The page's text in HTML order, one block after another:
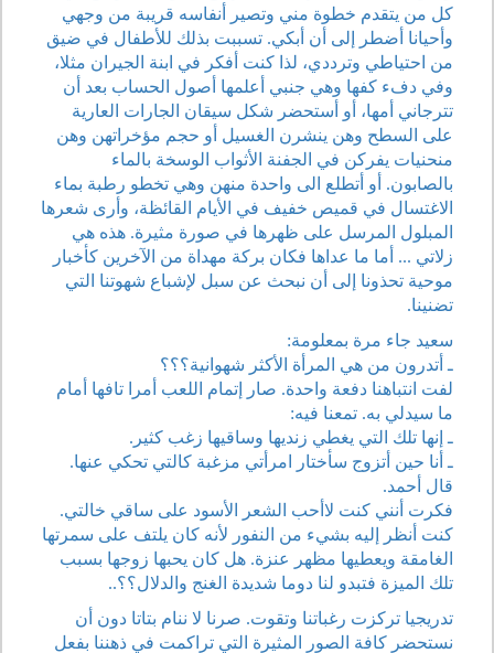
كل من يتقدم خطوة مني وتصير أنفاسه قريبة من وجهي
وأحيانا أضطر إلى أن أبكي. تسببت بذلك للأطفال في ضيق
من احتياطي وترددي، لذا كنت أفكر في ابنة الجيران مثلا،
وفي دفء كفها وهي جنبي أعلمها أصول الحساب بعد أن
تترجاني أمها، أو أستحضر شكل سيقان الجارات العارية
على السطح وهن ينشرن الغسيل أو حجم مؤخراتهن وهن
منحنيات يفركن في الجفنة الأثواب الوسخة بالماء
بالصابون. أو أتطلع الى واحدة منهن وهي تخطو رطبة بماء
الاغتسال في قميص خفيف في الأيام القائظة، وأرى شعرها
المبلول المرسل على ظهرها في صورة مثيرة. هذه هي
زلاتي ... أما ما عداها فكان بركة مهداة من الآخرين كأخبار
موحية تحذونا إلى أن نبحث عن سبل لإشباع شهوتنا التي
تضنينا.
سعيد جاء مرة بمعلومة:
ـ أتدرون من هي المرأة الأكثر شهوانية؟؟؟
لفت انتباهنا دفعة واحدة. صار إتمام اللعب أمرا تافها أمام
ما سيدلي به. تمعنا فيه:
ـ إنها تلك التي يغطي زنديها وساقيها زغب كثير.
ـ أنا حين أتزوج سأختار امرأتي مزغبة كالتي تحكي عنها.
قال أحمد.
فكرت أنني كنت لاأحب الشعر الأسود على ساقي خالتي.
كنت أنظر إليه بشيء من النفور لأنه كان يلتف على سمرتها
الغامقة ويعطيها مظهر عنزة. هل كان يحبها زوجها بسبب
تلك الميزة فتبدو لنا دوما شديدة الغنج والدلال؟؟..
تدريجيا تركزت رغباتنا وتقوت. صرنا لا ننام بتاتا دون أن
نستحضر كافة الصور المثيرة التي تراكمت في ذهننا بفعل